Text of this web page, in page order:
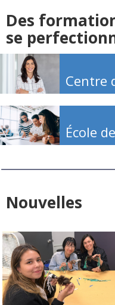
Des
se
Centre
École
Nouvelles